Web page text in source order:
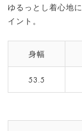
ゆるっとし着心地
イント。
身幅
53.5